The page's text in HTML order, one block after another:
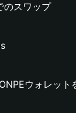
のスワップ
ウォレット